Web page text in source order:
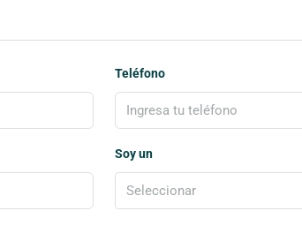
Teléfono
Soy un
Seleccionar